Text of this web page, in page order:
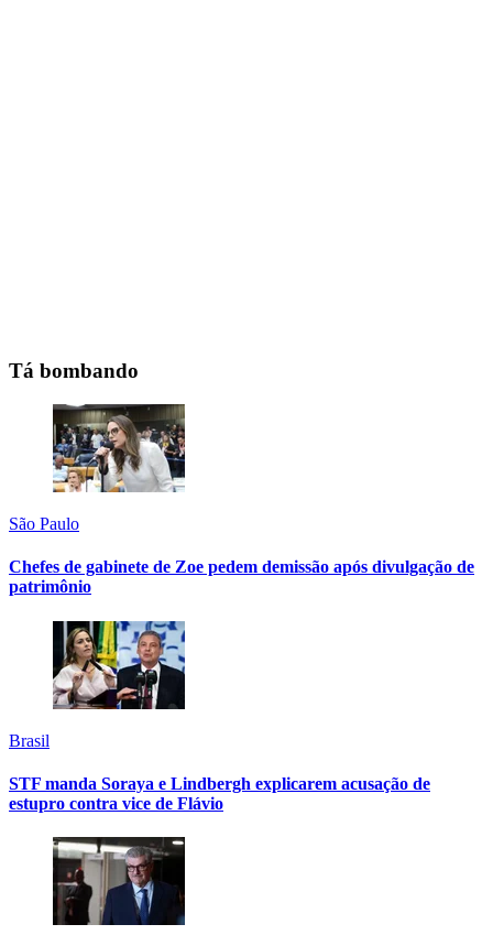
Tá bombando
São Paulo
Chefes de gabinete de Zoe pedem demissão após divulgação de
patrimônio
Brasil
STF manda Soraya e Lindbergh explicarem acusação de
estupro contra vice de Flávio